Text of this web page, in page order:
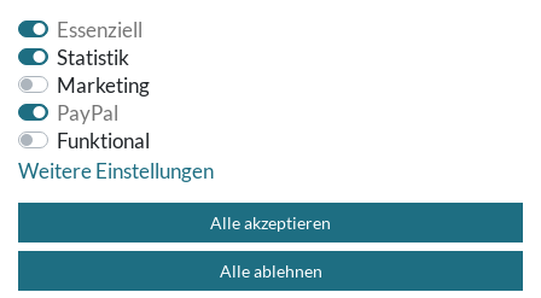
Essenziell
Statistik
Marketing
PayPal
Funktional
Weitere Einstellungen
Alle akzeptieren
Alle ablehnen
Vertrag widerrufen
© Copyright 2026 Fußbodenreinigung24 GmbH | Alle Rechte
Impressum Datenschutzerklärung